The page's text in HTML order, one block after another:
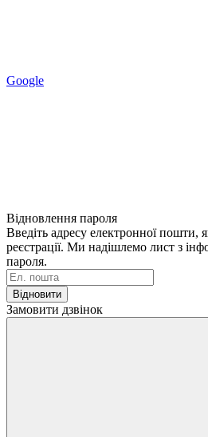
Google
Відновлення пароля
Введіть адресу електронної пошти,
реєстрації. Ми надішлемо лист з
пароля.
Відновити
Замовити дзвінок